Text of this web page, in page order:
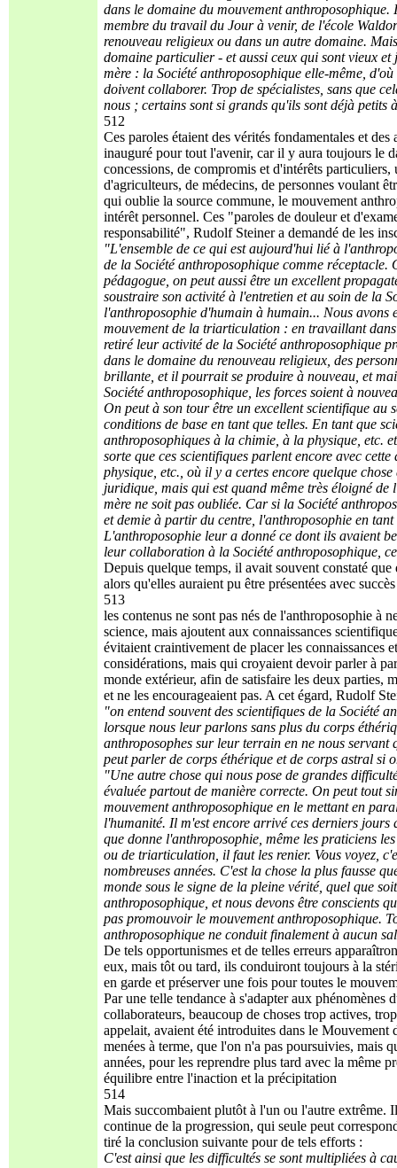
dans le domaine du mouvement
membre du travail du Jour à venir, de l'école
renouveau religieux ou dans un autre domaine.
domaine particulier - et aussi ceux qui sont vieux
mère : la Société anthroposophique elle-même,
doivent collaborer. Trop de spécialistes, sans que
nous ; certains sont si grands qu'ils sont déjà
512
Ces paroles étaient des vérités fondamentales et
inauguré pour tout l'avenir, car il y aura toujours le
concessions, de compromis et d'intérêts
d'agriculteurs, de médecins, de personnes voulant
qui oublie la source commune, le mouvement
intérêt personnel. Ces "paroles de douleur et
responsabilité", Rudolf Steiner a demandé de les
"L'ensemble de ce qui est aujourd'hui lié à
de la Société anthroposophique comme
pédagogue, on peut aussi être un excellent
soustraire son activité à l'entretien et au soin de la
l'anthroposophie d'humain à humain... Nous avons
mouvement de la triarticulation : en travaillant
retiré leur activité de la Société anthroposophique
dans le domaine du renouveau religieux, des
brillante, et il pourrait se produire à nouveau, et
Société anthroposophique, les forces soient à
On peut à son tour être un excellent scientifique au
conditions de base en tant que telles. En tant que
anthroposophiques à la chimie, à la physique, etc.
sorte que ces scientifiques parlent encore avec
physique, etc., où il y a certes encore quelque
juridique, mais qui est quand même très éloigné
mère ne soit pas oubliée. Car si la Société
et demie à partir du centre, l'anthroposophie en
L'anthroposophie leur a donné ce dont ils avaient
leur collaboration à la Société anthroposophique,
Depuis quelque temps, il avait souvent constaté
alors qu'elles auraient pu être présentées avec
513
les contenus ne sont pas nés de l'anthroposophie à
science, mais ajoutent aux connaissances
évitaient craintivement de placer les connaissances
considérations, mais qui croyaient devoir parler à
monde extérieur, afin de satisfaire les deux parties,
et ne les encourageaient pas. A cet égard, Rudolf
"on entend souvent des scientifiques de la Société
lorsque nous leur parlons sans plus du corps
anthroposophes sur leur terrain en ne nous servant
peut parler de corps éthérique et de corps astral
"Une autre chose qui nous pose de grandes
évaluée partout de manière correcte. On peut tout
mouvement anthroposophique en le mettant en
l'humanité. Il m'est encore arrivé ces derniers
que donne l'anthroposophie, même les praticiens
ou de triarticulation, il faut les renier. Vous voyez,
nombreuses années. C'est la chose la plus fausse
monde sous le signe de la pleine vérité, quel que
anthroposophique, et nous devons être conscients
pas promouvoir le mouvement anthroposophique.
anthroposophique ne conduit finalement à aucun
De tels opportunismes et de telles erreurs
eux, mais tôt ou tard, ils conduiront toujours à la
en garde et préserver une fois pour toutes le
Par une telle tendance à s'adapter aux phénomènes
collaborateurs, beaucoup de choses trop actives,
appelait, avaient été introduites dans le Mouvement
menées à terme, que l'on n'a pas poursuivies, mais
années, pour les reprendre plus tard avec la même
équilibre entre l'inaction et la précipitation
514
Mais succombaient plutôt à l'un ou l'autre extrême.
continue de la progression, qui seule peut
tiré la conclusion suivante pour de tels efforts :
C'est ainsi que les difficultés se sont multipliées à